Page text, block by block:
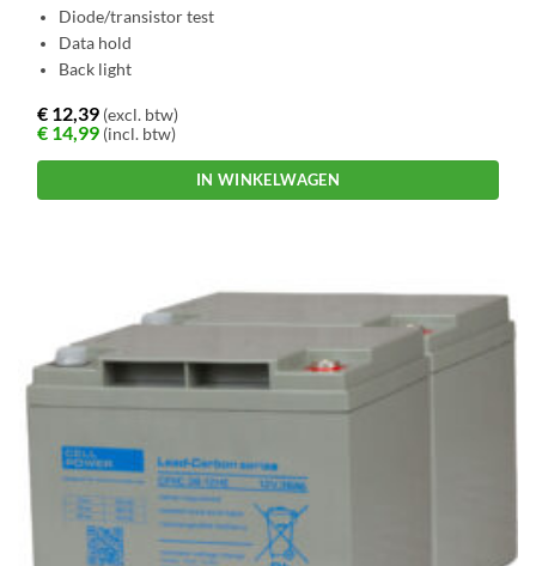
Diode/transistor test
Data hold
Back light
€ 12,39 (excl. btw)
€ 14,99 (incl. btw)
IN WINKELWAGEN